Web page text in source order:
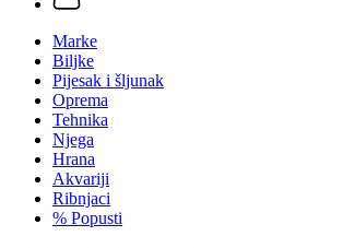
Marke
Biljke
Pijesak i šljunak
Oprema
Tehnika
Njega
Hrana
Akvariji
Ribnjaci
% Popusti